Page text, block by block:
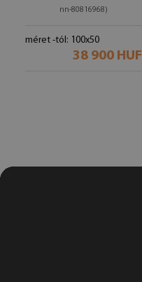
nn-80816968)
méret -tól: 100x50
38 900 HUF